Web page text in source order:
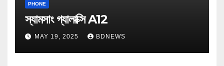
PHONE
স্যামসাং গ্যালাক্সি A12
MAY 19, 2025 BDNEWS